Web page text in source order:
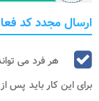
ارسال مجدد کد
هر فرد می
برای این کار باید پس